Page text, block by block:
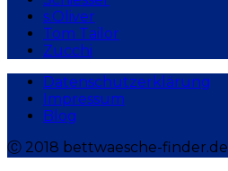
s.Oliver
Tom Tailor
Zucchi
Datenschutzerklärung
Impressum
Blog
Ⓒ 2018 bettwaesche-finder.de